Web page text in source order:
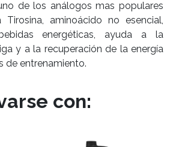
de los análogos mas populares
aminoácido no esencial,
energéticas, ayuda a la
y a la recuperación de la energía
de entrenamiento.
con: